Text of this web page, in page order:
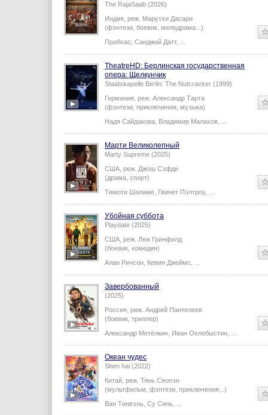
The RajaSaab (2026)
Индия, реж. Марутхи Дасари
(фэнтези, боевик, мелодрама...)
Прабхас Санджай Датт,
TheatreHD: Берлинская государственная
опера: Щелкунчик
Staatskapelle Berlin: The Nutcracker (1999)
Германия, реж. Александр Тарта
(фэнтези, приключения, музыка)
Надя Сайдакова Владимир Малахов
Марти Великолепный
Marty Supreme (2025)
США, реж. Джош Сэфди
(драма, спорт)
Тимоти Шаламе Гвинет Пэлтроу,
Убойная суббота
Playdate (2025)
США, реж. Люк Гринфилд
(боевик, комедия)
Алан Ричсон Кевин Джеймс
Завербованный
(2025)
Россия, реж. Андрей Пантелеев
(боевик, триллер)
Александр Метёлкин Иван Охлобыстин
Океан чудес
Shen hai (2022)
Китай, реж. Тянь Сяопэн
(мультфильм, фэнтези, приключения...)
Ван Тинвэнь Су Синь